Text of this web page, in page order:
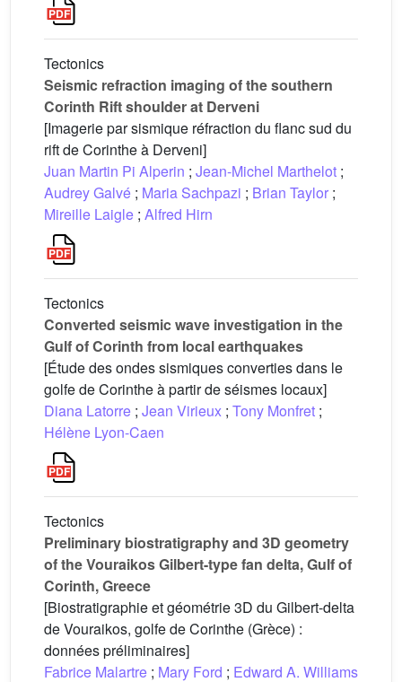
Tectonics
Seismic refraction imaging of the southern
Corinth Rift shoulder at Derveni
[Imagerie par sismique réfraction du flanc sud du
rift de Corinthe à Derveni]
Juan Martin Pi Alperin ; Jean-Michel Marthelot ;
Audrey Galvé ; Maria Sachpazi ; Brian Taylor ;
Mireille Laigle ; Alfred Hirn
Tectonics
Converted seismic wave investigation in the
Gulf of Corinth from local earthquakes
[Étude des ondes sismiques converties dans le
golfe de Corinthe à partir de séismes locaux]
Diana Latorre ; Jean Virieux ; Tony Monfret ;
Hélène Lyon-Caen
Tectonics
Preliminary biostratigraphy and 3D geometry
of the Vouraikos Gilbert-type fan delta, Gulf of
Corinth, Greece
[Biostratigraphie et géométrie 3D du Gilbert-delta
de Vouraikos, golfe de Corinthe (Grèce) :
données préliminaires]
Fabrice Malartre ; Mary Ford ; Edward A. Williams